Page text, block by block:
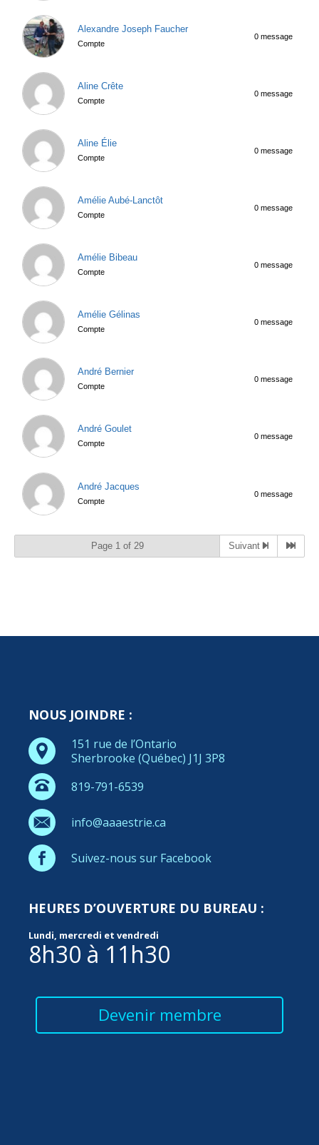
Alexandre Joseph Faucher
Compte
0 message
Aline Crête
Compte
0 message
Aline Élie
Compte
0 message
Amélie Aubé-Lanctôt
Compte
0 message
Amélie Bibeau
Compte
0 message
Amélie Gélinas
Compte
0 message
André Bernier
Compte
0 message
André Goulet
Compte
0 message
André Jacques
Compte
0 message
Page 1 of 29 Suivant
NOUS JOINDRE :
151 rue de l’Ontario
Sherbrooke (Québec) J1J 3P8
819-791-6539
info@aaaestrie.ca
Suivez-nous sur Facebook
HEURES D’OUVERTURE DU BUREAU :
Lundi, mercredi et vendredi
8h30 à 11h30
Devenir membre